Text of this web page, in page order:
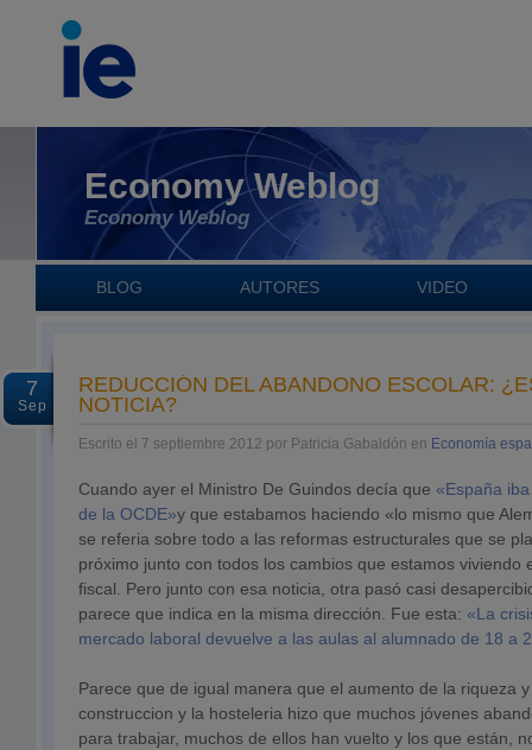
Economy Weblog
Economy Weblog
BLOG AUTORES VIDEO
7
Sep
REDUCCIÓN DEL ABANDONO ESCOLAR:
NOTICIA?
Escrito el 7 septiembre 2012 por Patricia Gabaldón en Economía
Cuando ayer el Ministro De Guindos decía que «España
de la OCDE»y que estabamos haciendo «lo mismo que
se referia sobre todo a las reformas estructurales que se
próximo junto con todos los cambios que estamos
fiscal. Pero junto con esa noticia, otra pasó casi
parece que indica en la misma dirección. Fue esta: «La
mercado laboral devuelve a las aulas al alumnado de 18 a
Parece que de igual manera que el aumento de la riqueza
construccion y la hosteleria hizo que muchos jóvenes
para trabajar, muchos de ellos han vuelto y los que están,